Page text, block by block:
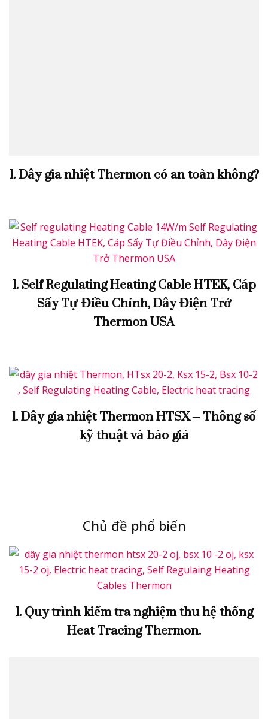
1. Dây gia nhiệt Thermon có an toàn không?
1. Self Regulating Heating Cable HTEK, Cáp
Sấy Tự Điều Chỉnh, Dây Điện Trở
Thermon USA
1. Dây gia nhiệt Thermon HTSX – Thông số
kỹ thuật và báo giá
Chủ đề phổ biến
1. Quy trình kiểm tra nghiệm thu hệ thống
Heat Tracing Thermon.